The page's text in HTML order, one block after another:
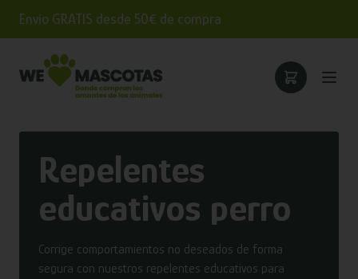
Envío GRATIS desde 50€ de compra
Repelentes
educativos perro
Corrige comportamientos no deseados de forma
segura con nuestros repelentes educativos para